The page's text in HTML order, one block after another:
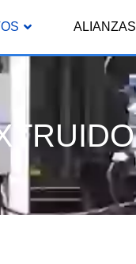
ALIANZAS